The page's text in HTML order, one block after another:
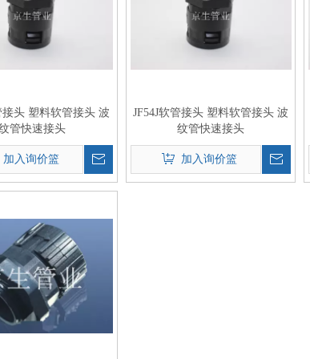
接头 塑料软管接头 波
管快速接头
加入询价篮
JF54J软管接头 塑料软管接头 波
纹管快速接头
加入询价篮